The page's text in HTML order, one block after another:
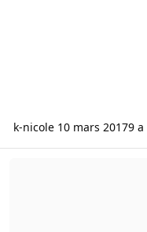
k-nicole 10 mars 20179 a